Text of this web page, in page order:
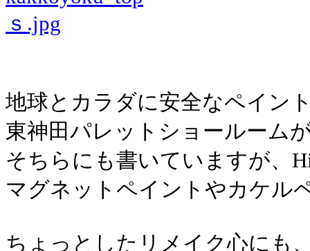
地球とカラダに安全なペイン
東神田パレットショールーム
そちらにも書いていますが、
マグネットペイントやカケル
ちょっとしたリメイク心にも